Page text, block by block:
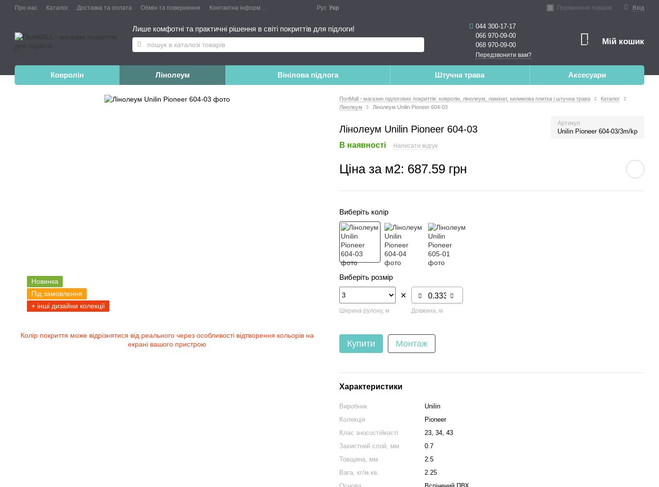
Про нас Каталог Доставка та оплата Обмін та повернення Контактна інформація Публічний договір Вхід
0 Порівняння товарів
Рус Укр
Лише комфотні та практичні рішення в світі покриттів для підлоги!
044 300-17-17
066 970-09-00
068 970-09-00
Передзвонити вам?
0 Мій кошик
Ковролін Лінолеум Вінілова підлога Штучна трава Аксесуари
Новинка
Під замовлення
+ інші дизайни колекції
Колір покриття може відрізнятися від реального через особливості відтворення кольорів на
екрані вашого пристрою
ПолMall - магазин підлогових покриттів: ковролін, лінолеум, ламінат, килимова плитка і штучна трава
Каталог
Лінолеум
Лінолеум Unilin Pioneer 604-03
Лінолеум Unilin Pioneer 604-03
Артикул
Unilin Pioneer 604-03/3m/kp
В наявності Написати відгук
Ціна за м2: 687.59 грн
Виберіть колір
Виберіть розмір
Ширина рулону, м
×
Довжина, м
Купити Монтаж
Характеристики
Виробник
Unilin
Колекція
Pioneer
Клас зносостійкості
23, 34, 43
Захистний слой, мм
0.7
Товщина, мм
2.5
Вага, кг/м.кв.
2.25